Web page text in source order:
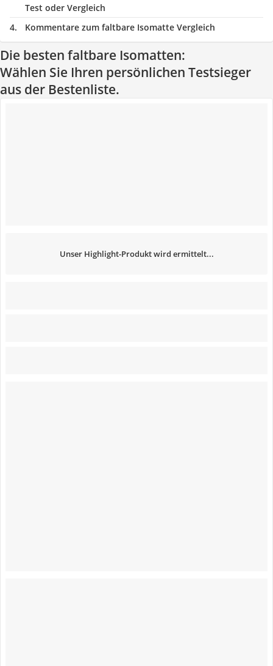
Test oder Vergleich
Kommentare zum faltbare Isomatte Vergleich
Die besten faltbare Isomatten:
Wählen Sie Ihren persönlichen Testsieger
aus der Bestenliste.
Unser Highlight-Produkt wird ermittelt...